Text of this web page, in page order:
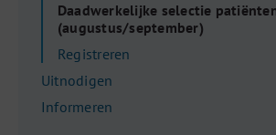
Daadwerkelijke selectie
(augustus/september)
Registreren
Uitnodigen
Informeren